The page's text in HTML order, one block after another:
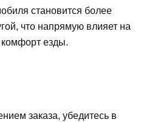
становится более
что напрямую влияет на
комфорт езды.
заказа, убедитесь в